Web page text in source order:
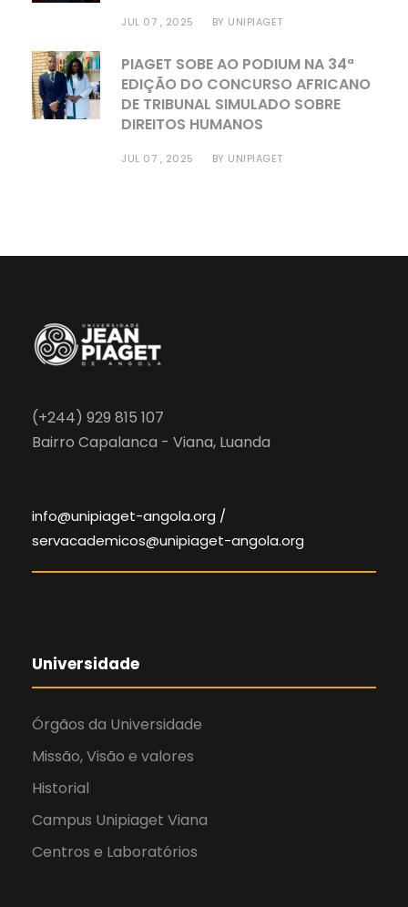
JUL 07 , 2025 BY UNIPIAGET
PIAGET SOBE AO PODIUM NA 34ª
EDIÇÃO DO CONCURSO AFRICANO
DE TRIBUNAL SIMULADO SOBRE
DIREITOS HUMANOS
JUL 07 , 2025 BY UNIPIAGET
(+244) 929 815 107
Bairro Capalanca - Viana, Luanda
info@unipiaget-angola.org /
servacademicos@unipiaget-angola.org
Universidade
Órgãos da Universidade
Missão, Visão e valores
Historial
Campus Unipiaget Viana
Centros e Laboratórios